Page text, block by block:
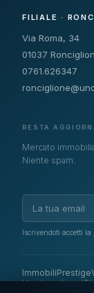
FILIALE ·
Via Roma, 34
01037
0761.626347
RESTA
Mercato
Niente spam.
Iscrivendoti accetti la
ImmobiliPrestige
Venduto da noi